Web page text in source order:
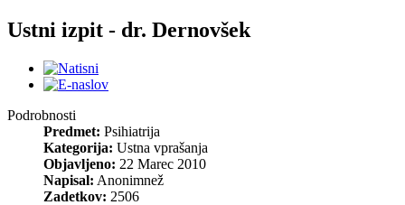
Ustni izpit - dr. Dernovšek
Podrobnosti
Predmet: Psihiatrija
Kategorija: Ustna vprašanja
Objavljeno: 22 Marec 2010
Napisal: Anonimnež
Zadetkov: 2506